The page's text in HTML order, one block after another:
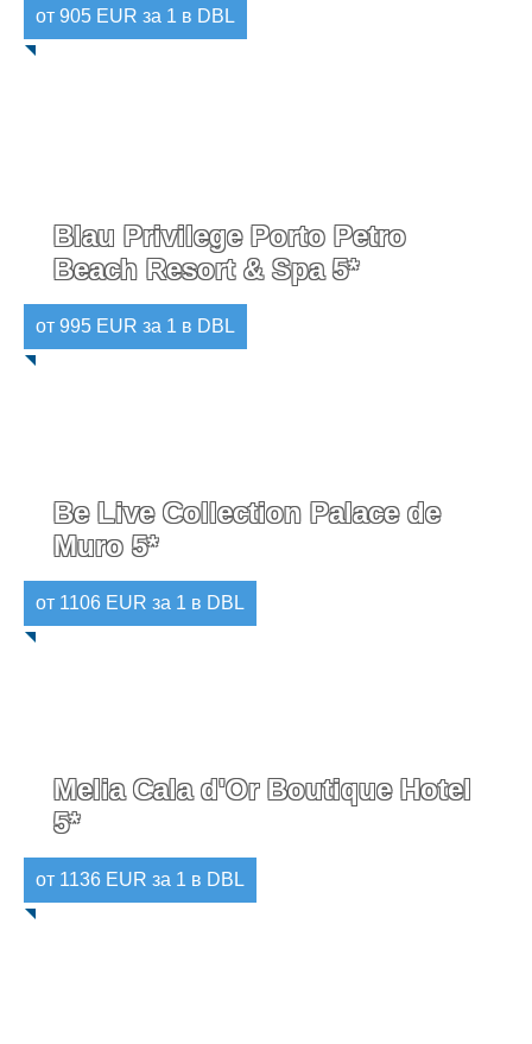
от 905 EUR за 1 в DBL
Blau Privilege Porto Petro
Beach Resort & Spa 5*
от 995 EUR за 1 в DBL
Be Live Collection Palace de
Muro 5*
от 1106 EUR за 1 в DBL
Melia Cala d'Or Boutique Hotel
5*
от 1136 EUR за 1 в DBL